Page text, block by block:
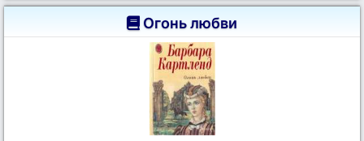
Огонь любви